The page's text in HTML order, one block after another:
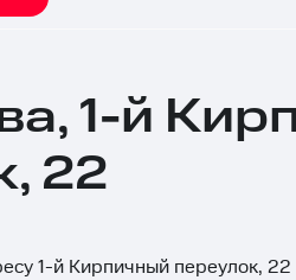
1-й
22
1-й Кирпичный переулок, 22